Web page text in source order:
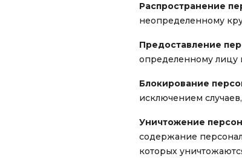
Распространение
неопределенному
Предоставление
определенному лицу
Блокирование
исключением
Уничтожение
содержание
которых